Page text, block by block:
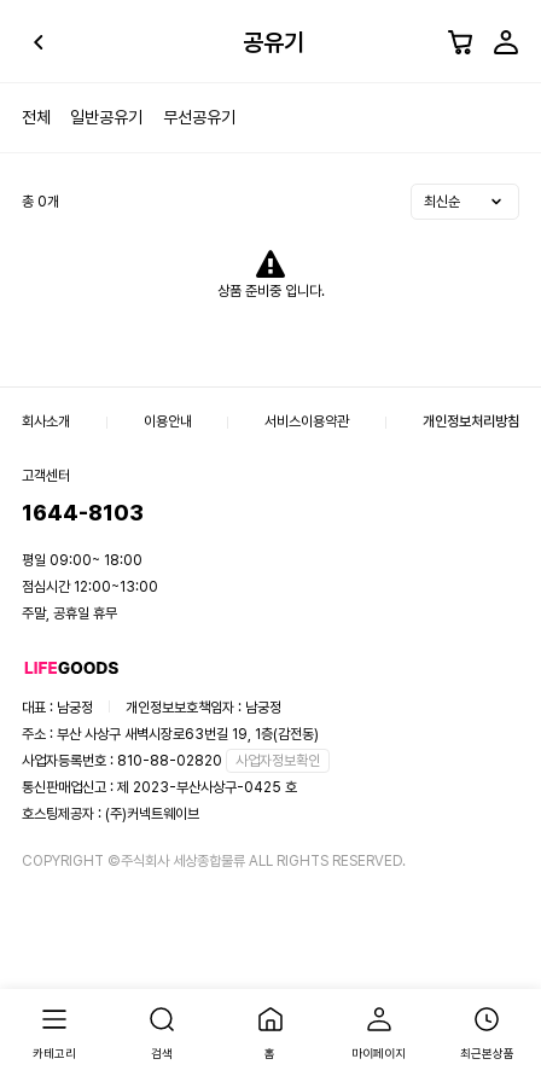
카테고리 검색 홈 마이페이지 최근본상품
공유기
전체 일반공유기 무선공유기
총 0개
상품 준비중 입니다.
회사소개 이용안내 서비스이용약관 개인정보처리방침
고객센터
1644-8103
평일 09:00~ 18:00
점심시간 12:00~13:00
주말, 공휴일 휴무
대표 : 남궁정
개인정보보호책임자 : 남궁정
주소 : 부산 사상구 새벽시장로63번길 19, 1층(감전동)
사업자등록번호 : 810-88-02820
사업자정보확인
통신판매업신고 : 제 2023-부산사상구-0425 호
호스팅제공자 : (주)커넥트웨이브
COPYRIGHT ©주식회사 세상종합물류 ALL RIGHTS RESERVED.